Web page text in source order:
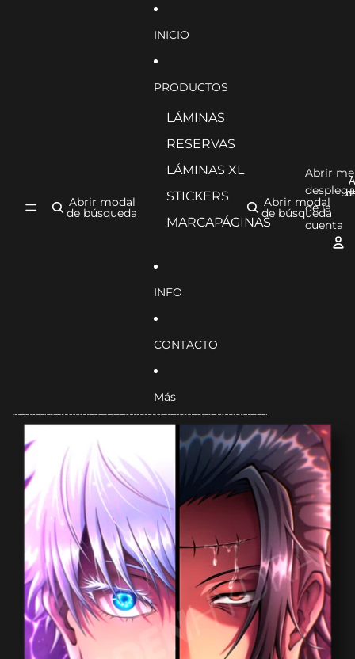
Abrir modal
de búsqueda
INICIO
PRODUCTOS
LÁMINAS
RESERVAS
LÁMINAS XL
STICKERS
MARCAPÁGINAS
INFO
CONTACTO
Más
Abrir modal
de búsqueda
Abrir
de la
cuenta
Ir directamente a la información del producto